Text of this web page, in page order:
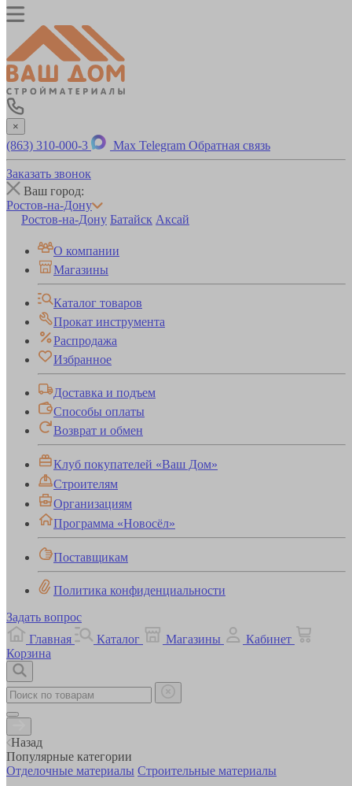
×
(863) 310-000-3 Max Telegram Обратная связь
Заказать звонок
Ваш город:
Ростов-на-Дону
Ростов-на-Дону Батайск Аксай
О компании
Магазины
Каталог товаров
Прокат инструмента
Распродажа
Избранное
Доставка и подъем
Способы оплаты
Возврат и обмен
Клуб покупателей «Ваш Дом»
Строителям
Организациям
Программа «Новосёл»
Поставщикам
Политика конфиденциальности
Задать вопрос
Главная
Каталог Магазины
Кабинет
Корзина
Назад
Популярные категории
Отделочные материалы Строительные материалы